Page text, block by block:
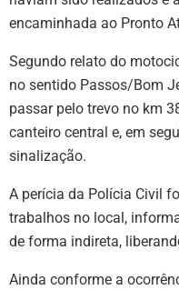
encaminhada ao Pronto
Segundo relato do
no sentido Passos/Bom
passar pelo trevo no km
canteiro central e, em
sinalização.
A perícia da Polícia Civil
trabalhos no local,
de forma indireta,
Ainda conforme a